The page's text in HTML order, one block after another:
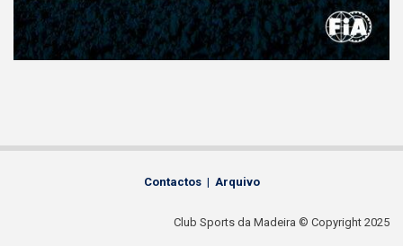
Contactos| Arquivo
Club Sports da Madeira © Copyright 2025